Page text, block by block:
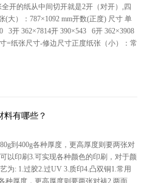
开的纸从中间切开就是2开（对开）,四
大）：787×1092 mm开数(正度) 尺寸 单
3开 362×7814开 390×543 6开 362×3908
=纸张尺寸-修边尺寸正度纸张（小）：常
料有哪些？
到400g各种厚度，更高厚度则要两张对
以印刷3.可实现各种颜色的印刷，对于颜
为: 1.过胶2.过UV 3.质印4.凸双铜1.常用
种厚度，更高厚度则要两张对裱2.两面